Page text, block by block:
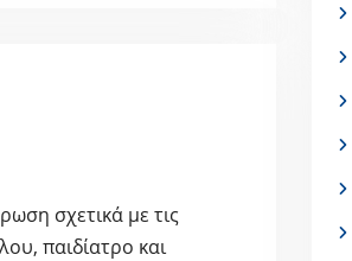
σχετικά με τις
παιδίατρο και